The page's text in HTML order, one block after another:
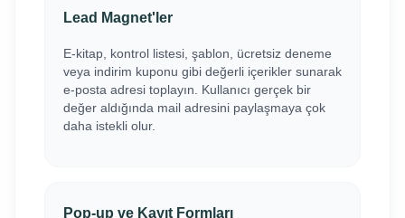
Lead Magnet'ler
E-kitap, kontrol listesi, şablon, ücretsiz deneme
veya indirim kuponu gibi değerli içerikler sunarak
e-posta adresi toplayın. Kullanıcı gerçek bir
değer aldığında mail adresini paylaşmaya çok
daha istekli olur.
Pop-up ve Kayıt Formları